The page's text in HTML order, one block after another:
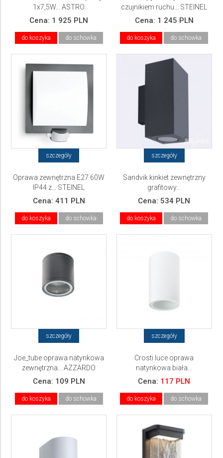
1x7,5W... ASTRO
Cena: 1 925 PLN
do koszyka do schowka
czujnikiem ruchu... STEINEL
Cena: 1 245 PLN
do koszyka do schowka
szczegóły
Oprawa zewnętrzna E27 60W
IP44 z... STEINEL
Cena: 411 PLN
do koszyka do schowka
szczegóły
Sandvik kinkiet zewnętrzny
grafitowy...
Cena: 534 PLN
do koszyka do schowka
szczegóły
Joe_tube oprawa natynkowa
zewnętrzna... AZZARDO
Cena: 109 PLN
do koszyka do schowka
szczegóły
Crosti luce oprawa
natynkowa biała...
Cena: 117 PLN
do koszyka do schowka